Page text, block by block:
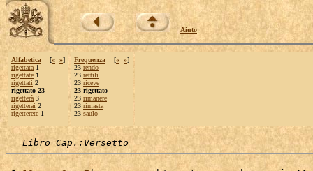
Aiuto
Alfabetica [« »]
rigettata 1
rigettate 1
rigettati 2
rigettato 23
rigetterà 3
rigetterai 2
rigetterete 1
Frequenza [« »]
23 rendo
23 rettili
23 riceve
23 rigettato
23 rimanere
23 rimasta
23 saulo
Libro Cap.:Versetto